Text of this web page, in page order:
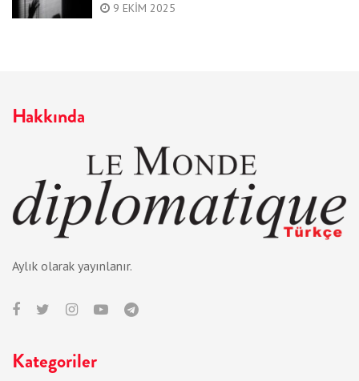
9 EKIM 2025
Hakkında
Aylık olarak yayınlanır.
Kategoriler